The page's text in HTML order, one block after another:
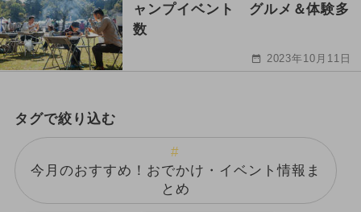
ャンプイベント グルメ＆体験多
数
2023年10月11日
タグで絞り込む
今月のおすすめ！おでかけ・イベント情報ま
とめ